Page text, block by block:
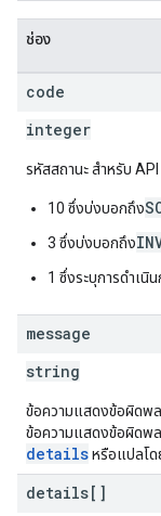
ช่อง
code
integer
รหัสสถานะ สำหรับ
10 ซึ่งบ่งบอกถึง
3 ซึ่งบ่งบอกถึง
1 ซึ่งระบุการดำเนิน
message
string
ข้อความแสดงข้อผิดพ
ข้อความแสดงข้อผิดพล
detailsหรือแปลโด
details[]